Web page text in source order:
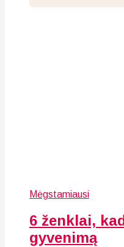
Mėgstamiausi
6 ženklai,
gyvenimą